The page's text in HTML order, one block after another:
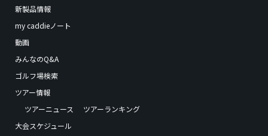
新製品情報
my caddieノート
動画
みんなのQ&A
ゴルフ場検索
ツアー情報
ツアーニュース
ツアーランキング
大会スケジュール